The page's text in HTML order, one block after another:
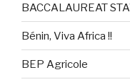
BACCALAUREAT
Bénin, Viva Africa !!
BEP Agricole